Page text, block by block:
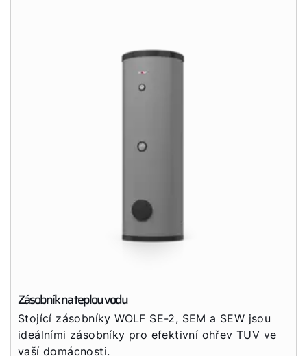
Zásobník na teplou vodu
Stojící zásobníky WOLF SE-2, SEM a SEW jsou
ideálními zásobníky pro efektivní ohřev TUV ve
vaší domácnosti.
Dobrý den!
Jak vám můžeme pomoct?